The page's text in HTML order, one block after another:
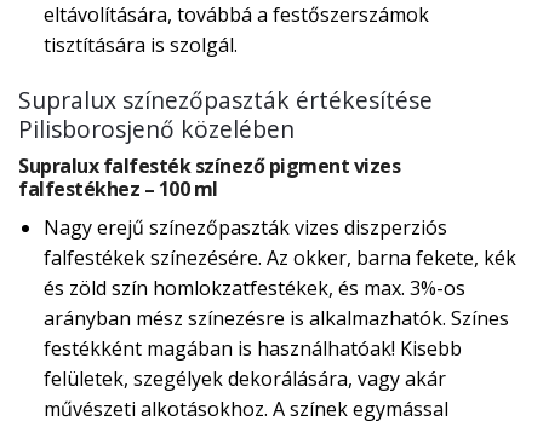
eltávolítására, továbbá a festőszerszámok
tisztítására is szolgál.
Supralux színezőpaszták értékesítése
Pilisborosjenő közelében
Supralux falfesték színező pigment vizes
falfestékhez – 100 ml
Nagy erejű színezőpaszták vizes diszperziós
falfestékek színezésére. Az okker, barna fekete, kék
és zöld szín homlokzatfestékek, és max. 3%-os
arányban mész színezésre is alkalmazhatók. Színes
festékként magában is használhatóak! Kisebb
felületek, szegélyek dekorálására, vagy akár
művészeti alkotásokhoz. A színek egymással